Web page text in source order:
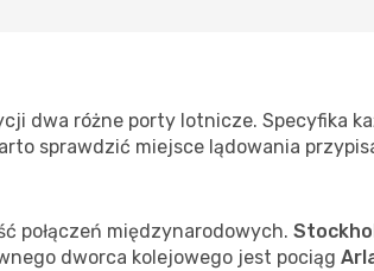
dwa różne porty lotnicze. Specyfika
sprawdzić miejsce lądowania
połączeń międzynarodowych.
dworca kolejowego jest pociąg